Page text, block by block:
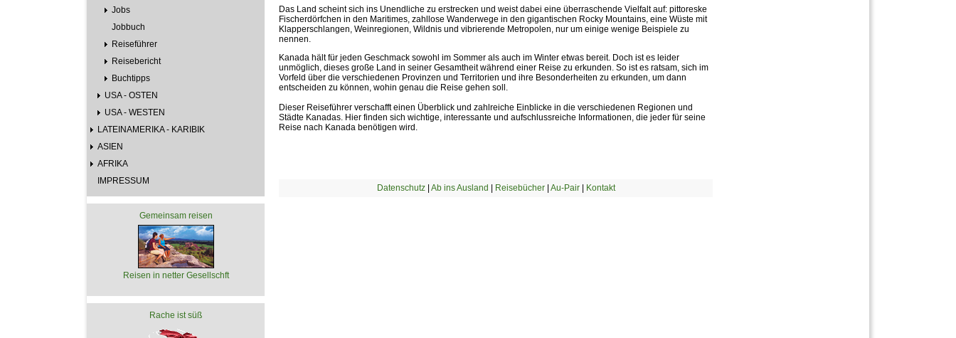
Jobs
Jobbuch
Reiseführer
Reisebericht
Buchtipps
USA - OSTEN
USA - WESTEN
LATEINAMERIKA - KARIBIK
ASIEN
AFRIKA
IMPRESSUM
Gemeinsam reisen
Reisen in netter Gesellschft
Rache ist süß
Das Land scheint sich ins Unendliche zu erstrecken und weist dabei eine überraschende Vielfalt auf: pittoreske
Fischerdörfchen in den Maritimes, zahllose Wanderwege in den gigantischen Rocky Mountains, eine Wüste mit
Klapperschlangen, Weinregionen, Wildnis und vibrierende Metropolen, nur um einige wenige Beispiele zu
nennen.
Kanada hält für jeden Geschmack sowohl im Sommer als auch im Winter etwas bereit. Doch ist es leider
unmöglich, dieses große Land in seiner Gesamtheit während einer Reise zu erkunden. So ist es ratsam, sich im
Vorfeld über die verschiedenen Provinzen und Territorien und ihre Besonderheiten zu erkunden, um dann
entscheiden zu können, wohin genau die Reise gehen soll.
Dieser Reiseführer verschafft einen Überblick und zahlreiche Einblicke in die verschiedenen Regionen und
Städte Kanadas. Hier finden sich wichtige, interessante und aufschlussreiche Informationen, die jeder für seine
Reise nach Kanada benötigen wird.
Datenschutz| Ab ins Ausland Reisebücher| Au-Pair| Kontakt